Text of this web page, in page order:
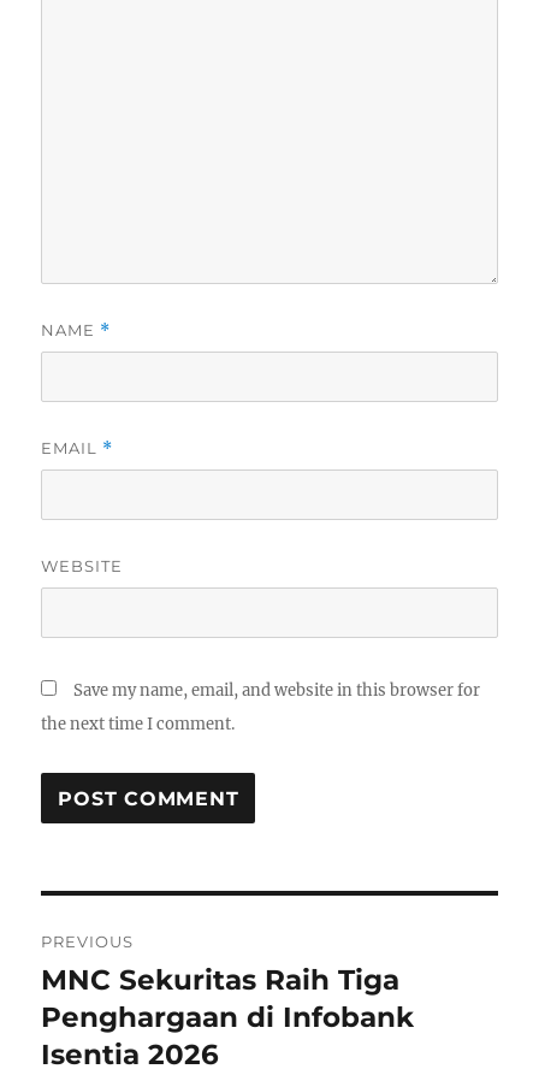
NAME *
EMAIL *
WEBSITE
Save my name, email, and website in this browser for
the next time I comment.
o
s
PREVIOUS
P
r
e
MNC Sekuritas Raih Tiga
Penghargaan di Infobank
Isentia 2026